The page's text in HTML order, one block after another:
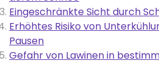
Eingeschränkte Sicht durch
Erhöhtes Risiko von
Pausen
Gefahr von Lawinen in